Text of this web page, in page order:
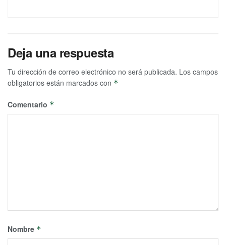
Deja una respuesta
Tu dirección de correo electrónico no será publicada. Los campos
obligatorios están marcados con *
Comentario *
Nombre *